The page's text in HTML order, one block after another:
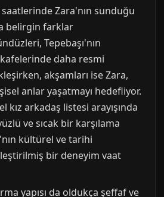
Zara'nın sunduğu
belirgin farklar
Tepebaşı'nın
daha resmi
akşamları ise Zara,
anlar yaşatmayı hedefliyor.
kız arkadaş listesi arayışında
ve sıcak bir karşılama
kültürel ve tarihi
bir deneyim vaat
yapısı da oldukça şeffaf ve